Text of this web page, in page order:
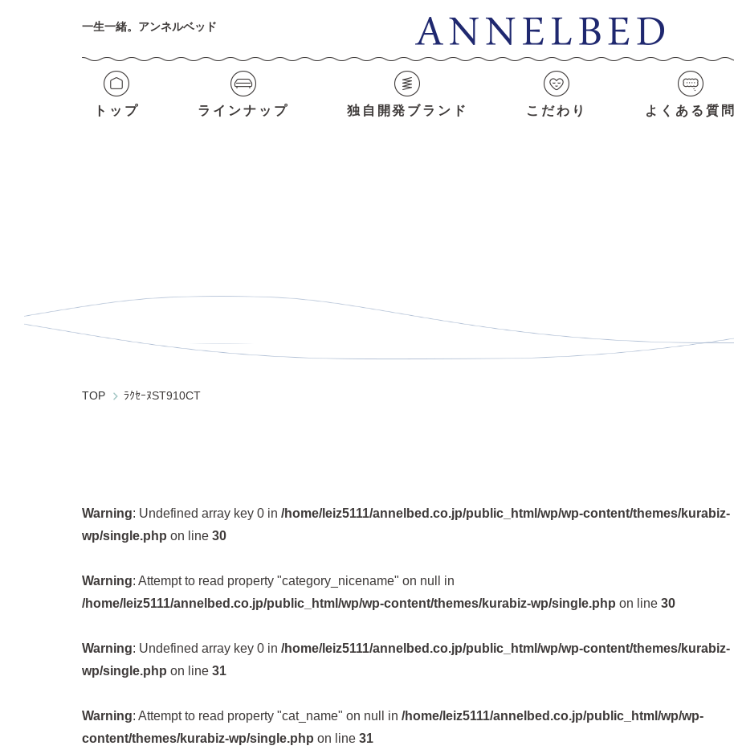
一生一緒。アンネルベッド
トップ ラインナップ 独自開発ブランド こだわり よくある質問
TOP ﾗｸｾｰﾇST910CT
Warning: Undefined array key 0 in /home/leiz5111/annelbed.co.jp/public_html/wp/wp-content/themes/kurabiz-
wp/single.php on line 30
Warning: Attempt to read property "category_nicename" on null in
/home/leiz5111/annelbed.co.jp/public_html/wp/wp-content/themes/kurabiz-wp/single.php on line 30
Warning: Undefined array key 0 in /home/leiz5111/annelbed.co.jp/public_html/wp/wp-content/themes/kurabiz-
wp/single.php on line 31
Warning: Attempt to read property "cat_name" on null in /home/leiz5111/annelbed.co.jp/public_html/wp/wp-
content/themes/kurabiz-wp/single.php on line 31